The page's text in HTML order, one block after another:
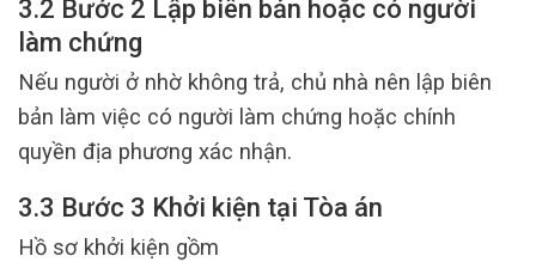
3.2 Bước 2 Lập biên bản hoặc có người
làm chứng
Nếu người ở nhờ không trả, chủ nhà nên lập biên
bản làm việc có người làm chứng hoặc chính
quyền địa phương xác nhận.
3.3 Bước 3 Khởi kiện tại Tòa án
Hồ sơ khởi kiện gồm